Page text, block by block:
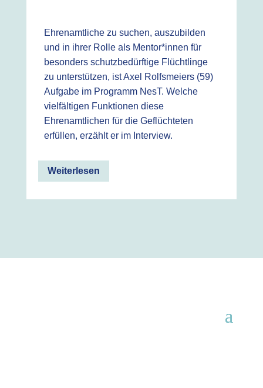
Ehrenamtliche zu suchen, auszubilden
und in ihrer Rolle als Mentor*innen für
besonders schutzbedürftige Flüchtlinge
zu unterstützen, ist Axel Rolfsmeiers (59)
Aufgabe im Programm NesT. Welche
vielfältigen Funktionen diese
Ehrenamtlichen für die Geflüchteten
erfüllen, erzählt er im Interview.
Weiterlesen